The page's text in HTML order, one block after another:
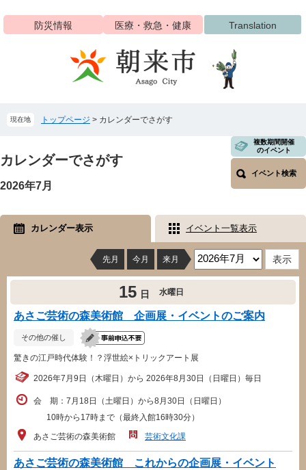
ジ
ュ
へ
防災情報 医療・救急・健康 Translation
現在地 トップページ > カレンダーでさがす
文
カレンダーでさがす
複数期間開催
のイベント
イベント検索
2026年7月
カレンダー表示 イベント一覧表示
先月 今月 来月
15 日 水曜日
あさご芸術の森美術館 企画展・イベントのご案内
その他の催し
驚きの江戸時代体験！？浮世絵×トリックアート展
2026年7月9日（木曜日）から 2026年8月30日（日曜日）毎日
会 期：7月18日（土曜日）から8月30日（日曜日）
10時から17時まで（最終入館16時30分）
あさご芸術の森美術館
芸術文化課
あさご芸術の森美術館 これからの企画展・イベント